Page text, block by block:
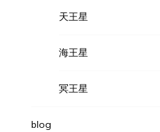
天王星
海王星
冥王星
blog